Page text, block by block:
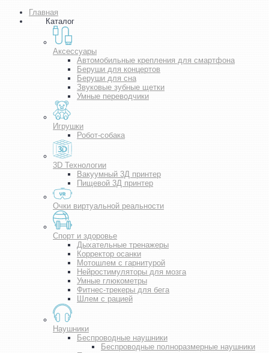
Главная
Каталог
Аксессуары
Автомобильные крепления для смартфона
Беруши для концертов
Беруши для сна
Звуковые зубные щетки
Умные переводчики
Игрушки
Робот-собака
3D Технологии
Вакуумный 3Д принтер
Пищевой 3Д принтер
Очки виртуальной реальности
Спорт и здоровье
Дыхательные тренажеры
Корректор осанки
Мотошлем с гарнитурой
Нейростимуляторы для мозга
Умные глюкометры
Фитнес-трекеры для бега
Шлем с рацией
Наушники
Беспроводные наушники
Беспроводные полноразмерные наушники